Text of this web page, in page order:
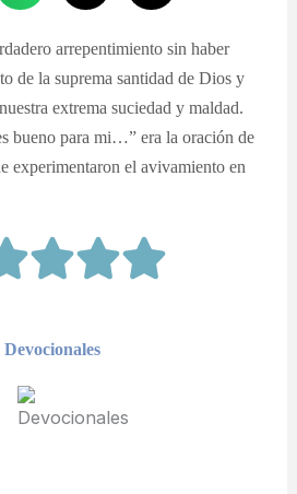
arrepentimiento sin haber
de la suprema santidad de Dios y
extrema suciedad y maldad.
bueno para mi…” era la oración de
experimentaron el avivamiento en
Devocionales